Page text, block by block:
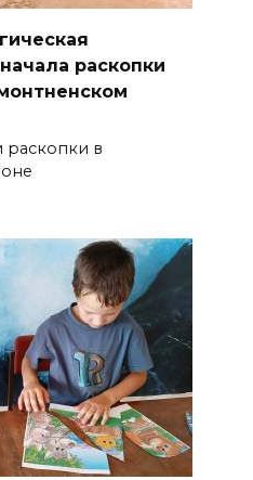
раскопки
раскопки в